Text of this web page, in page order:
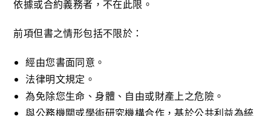
依據或合約義務者，不在此限。
前項但書之情形包括不限於：
經由您書面同意。
法律明文規定。
為免除您生命、身體、自由或財產上之危險。
與公務機關或學術研究機構合作，基於公共利益為統